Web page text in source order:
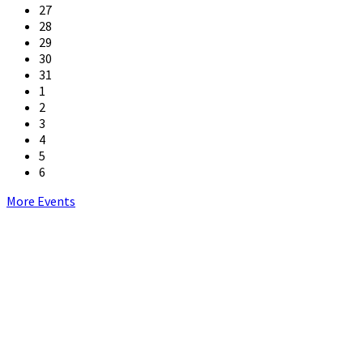
27
28
29
30
31
1
2
3
4
5
6
Back
More Events